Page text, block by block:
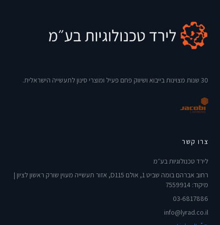
30 שנות מצוינות בייבוא ושיווק פחם פעיל ומוצרי סינון לתעשייה הישראלית.
צרו קשר
לירד טכנולוגיות בע״מ
רחוב אברהם בומה שביט 1, אולם D115, אזור תעשייה מעוין שורק ראשון לציון |
מיקוד: 7559914
03-6817886
info@lyrad.co.il